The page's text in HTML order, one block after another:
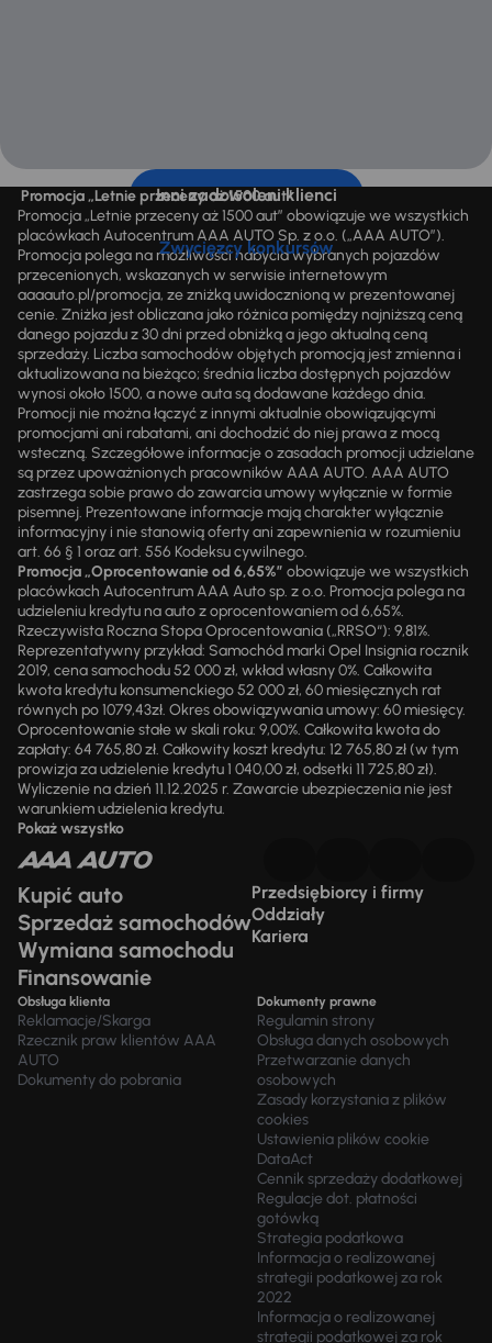
Inni zadowoleni klienci
Zwycięzcy konkursów
Promocja „Letnie przeceny aż 1500 aut”
Promocja „Letnie przeceny aż 1500 aut” obowiązuje we wszystkich
placówkach Autocentrum AAA AUTO Sp. z o.o. („AAA AUTO”).
Promocja polega na możliwości nabycia wybranych pojazdów
przecenionych, wskazanych w serwisie internetowym
aaaauto.pl/promocja, ze zniżką uwidocznioną w prezentowanej
cenie. Zniżka jest obliczana jako różnica pomiędzy najniższą ceną
danego pojazdu z 30 dni przed obniżką a jego aktualną ceną
sprzedaży. Liczba samochodów objętych promocją jest zmienna i
aktualizowana na bieżąco; średnia liczba dostępnych pojazdów
wynosi około 1500, a nowe auta są dodawane każdego dnia.
Promocji nie można łączyć z innymi aktualnie obowiązującymi
promocjami ani rabatami, ani dochodzić do niej prawa z mocą
wsteczną. Szczegółowe informacje o zasadach promocji udzielane
są przez upoważnionych pracowników AAA AUTO. AAA AUTO
zastrzega sobie prawo do zawarcia umowy wyłącznie w formie
pisemnej. Prezentowane informacje mają charakter wyłącznie
informacyjny i nie stanowią oferty ani zapewnienia w rozumieniu
art. 66 § 1 oraz art. 556 Kodeksu cywilnego.
Promocja „Oprocentowanie od 6,65%” obowiązuje we wszystkich
placówkach Autocentrum AAA Auto sp. z o.o. Promocja polega na
udzieleniu kredytu na auto z oprocentowaniem od 6,65%.
Rzeczywista Roczna Stopa Oprocentowania („RRSO“): 9,81%.
Reprezentatywny przykład: Samochód marki Opel Insignia rocznik
2019, cena samochodu 52 000 zł, wkład własny 0%. Całkowita
kwota kredytu konsumenckiego 52 000 zł, 60 miesięcznych rat
równych po 1079,43zł. Okres obowiązywania umowy: 60 miesięcy.
Oprocentowanie stałe w skali roku: 9,00%. Całkowita kwota do
zapłaty: 64 765,80 zł. Całkowity koszt kredytu: 12 765,80 zł (w tym
prowizja za udzielenie kredytu 1 040,00 zł, odsetki 11 725,80 zł).
Wyliczenie na dzień 11.12.2025 r. Zawarcie ubezpieczenia nie jest
warunkiem udzielenia kredytu.
Pokaż wszystko
Kupić auto
Sprzedaż samochodów
Wymiana samochodu
Finansowanie
Przedsiębiorcy i firmy
Oddziały
Kariera
Obsługa klienta
Reklamacje/Skarga
Rzecznik praw klientów AAA
AUTO
Dokumenty do pobrania
Dokumenty prawne
Regulamin strony
Obsługa danych osobowych
Przetwarzanie danych
osobowych
Zasady korzystania z plików
cookies
Ustawienia plików cookie
DataAct
Cennik sprzedaży dodatkowej
Regulacje dot. płatności
gotówką
Strategia podatkowa
Informacja o realizowanej
strategii podatkowej za rok
2022
Informacja o realizowanej
strategii podatkowej za rok